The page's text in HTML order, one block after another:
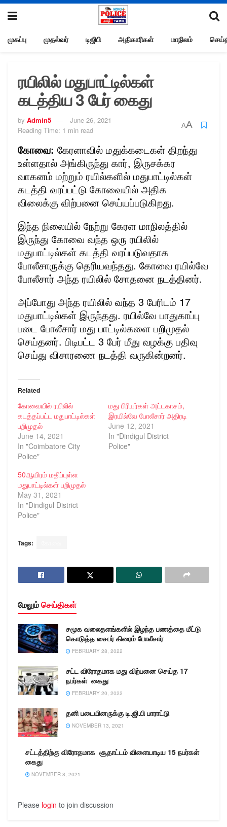
முகப்பு முதல்வர் டிஜிபி அதிகாரிகள் மாநிலம்
ரயிலில் மதுபாட்டில்கள்
கடத்திய 3 பேர் கைது
by Admin5
June 26, 2021
Reading Time: 1 min read
AA
கோவை: கேரளாவில் மதுக்கடைகள் திறந்து
உள்ளதால் அங்கிருந்து கார், இருசக்கர
வாகனம் மற்றும் ரயில்களில் மதுபாட்டில்கள்
கடத்தி வரப்பட்டு கோவையில் அதிக
விலைக்கு விற்பனை செய்யப்படுகிறது.
இந்த நிலையில் நேற்று கேரள மாநிலத்தில்
இருந்து கோவை வந்த ஒரு ரயிலில்
மதுபாட்டில்கள் கடத்தி வரப்படுவதாக
போலீசாருக்கு தெரியவந்தது. கோவை ரயில்வே
போலீசார் அந்த ரயிலில் சோதனை நடத்தினர்.
அப்போது அந்த ரயிலில் வந்த 3 பேரிடம் 17
மதுபாட்டில்கள் இருந்தது. ரயில்வே பாதுகாப்பு
படை போலீசார் மது பாட்டில்களை பறிமுதல்
செய்தனர். பிடிபட்ட 3 பேர் மீது வழக்கு பதிவு
செய்து விசாரணை நடத்தி வருகின்றனர்.
Related
கோவையில் ரயிலில்
கடத்தப்பட்ட மதுபாட்டில்கள்
பறிமுதல்
June 14, 2021
In "Coimbatore City
Police"
மது பிரியர்கள் அட்டகாசம்,
இரயில்வே போலீசார் அதிரடி
June 12, 2021
In "Dindigul District
Police"
50ஆயிரம் மதிப்புள்ள
மதுபாட்டில்கள் பறிமுதல்
May 31, 2021
In "Dindigul District
Police"
Tags:
மேலும்செய்திகள்
சமூக வலைதளங்களில் இழந்த பணத்தை மீட்டு
கொடுத்த சைபர் கிரைம் போலீசார்
FEBRUARY 28, 2022
சட்ட விரோதமாக மது விற்பனை செய்த 17
நபர்கள் கைது
FEBRUARY 20, 2022
தனி படையினருக்கு டி.ஜி.பி பாராட்டு
NOVEMBER 13, 2021
சட்டத்திற்கு விரோதமாக சூதாட்டம் விளையாடிய 15 நபர்கள்
கைது
NOVEMBER 8, 2021
Please login to join discussion